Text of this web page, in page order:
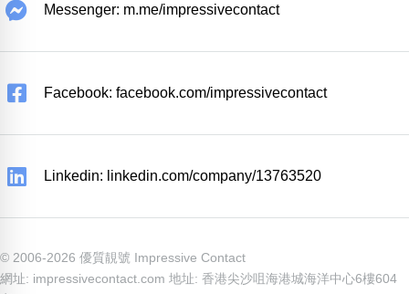
Messenger: m.me/impressivecontact
Facebook: facebook.com/impressivecontact
Linkedin: linkedin.com/company/13763520
© 2006-2026 優質靚號 Impressive Contact
網址: impressivecontact.com 地址: 香港尖沙咀海港城海洋中心6樓604